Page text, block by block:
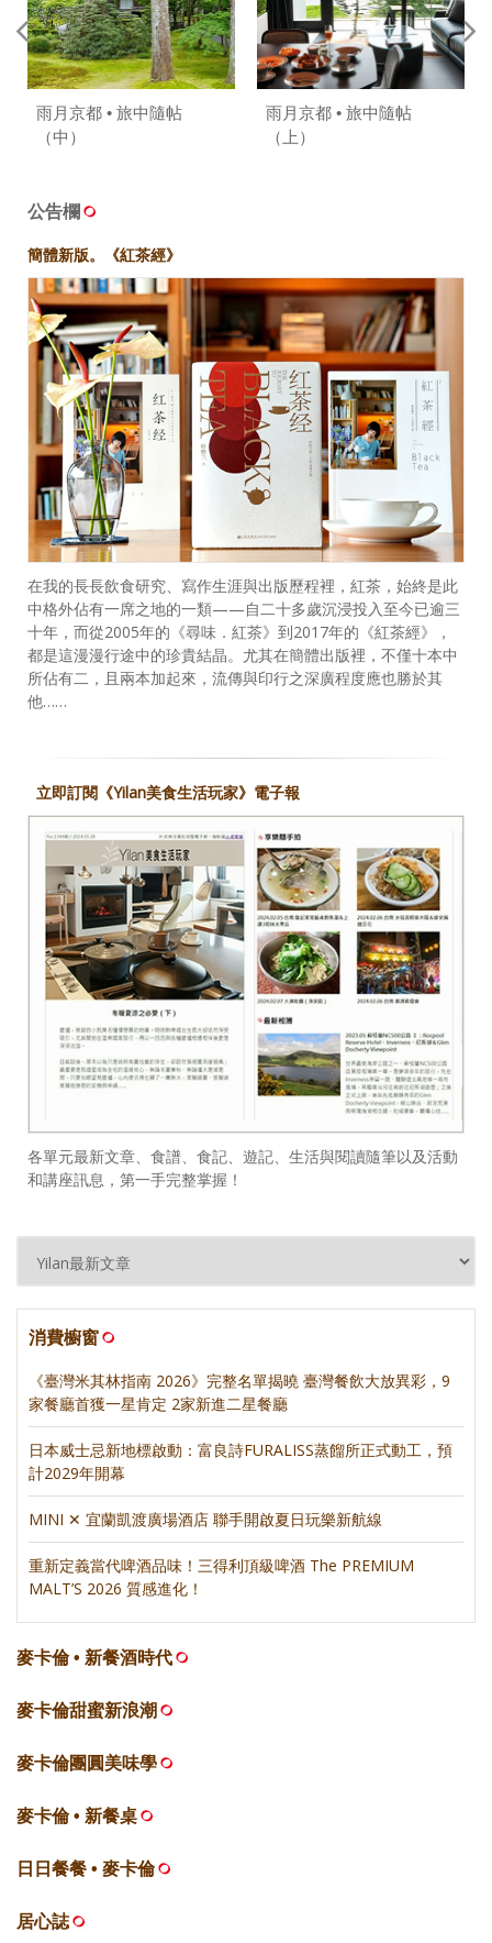
雨月京都 • 旅中隨帖
（中）
雨月京都 • 旅中隨帖
（上）
公告欄
簡體新版。《紅茶經》
在我的長長飲食研究、寫作生涯與出版歷程裡，紅茶，始終是此
中格外佔有一席之地的一類——自二十多歲沉浸投入至今已逾三
十年，而從2005年的《尋味．紅茶》到2017年的《紅茶經》，
都是這漫漫行途中的珍貴結晶。尤其在簡體出版裡，不僅十本中
所佔有二，且兩本加起來，流傳與印行之深廣程度應也勝於其
他……
立即訂閱《Yilan美食生活玩家》電子報
各單元最新文章、食譜、食記、遊記、生活與閱讀隨筆以及活動
和講座訊息，第一手完整掌握！
消費櫥窗
《臺灣米其林指南 2026》完整名單揭曉 臺灣餐飲大放異彩，9
家餐廳首獲一星肯定 2家新進二星餐廳
日本威士忌新地標啟動：富良詩FURALISS蒸餾所正式動工，預
計2029年開幕
MINI ✕ 宜蘭凱渡廣場酒店 聯手開啟夏日玩樂新航線
重新定義當代啤酒品味！三得利頂級啤酒 The PREMIUM
MALT’S 2026 質感進化！
麥卡倫 • 新餐酒時代
麥卡倫甜蜜新浪潮
麥卡倫團圓美味學
麥卡倫 • 新餐桌
日日餐餐 • 麥卡倫
居心誌